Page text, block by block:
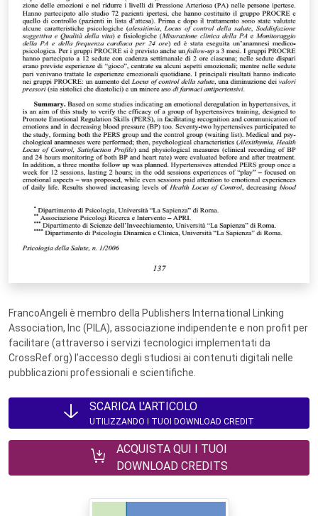
FrancoAngeli è membro della Publishers International Linking
Association, Inc (PILA), associazione indipendente e non profit per
facilitare (attraverso i servizi tecnologici implementati da
CrossRef.org) l’accesso degli studiosi ai contenuti digitali nelle
pubblicazioni professionali e scientifiche.
SCARICA L'ARTICOLO
UTILIZZANDO I TUOI DOWNLOAD CREDIT
ACQUISTA QUI I TUOI
DOWNLOAD CREDITS